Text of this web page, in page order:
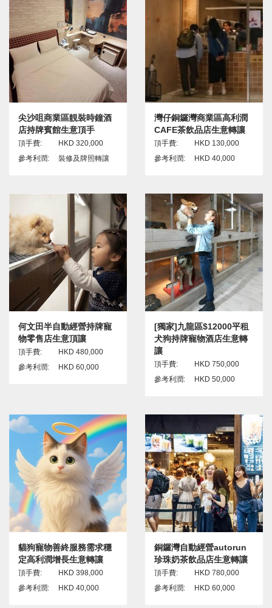
尖沙咀商業區靚裝時鐘酒
店持牌賓館生意頂手
頂手費:
HKD 320,000
參考利潤:
裝修及牌照轉讓
灣仔銅鑼灣商業區高利潤
CAFE茶飲品店生意轉讓
頂手費:
HKD 130,000
參考利潤:
HKD 40,000
何文田半自動經營持牌寵
物零售店生意頂讓
頂手費:
HKD 480,000
參考利潤:
HKD 60,000
[獨家]九龍區$12000平租
犬狗持牌寵物酒店生意轉
讓
頂手費:
HKD 750,000
參考利潤:
HKD 50,000
貓狗寵物善終服務需求穩
定高利潤增長生意轉讓
頂手費:
HKD 398,000
參考利潤:
HKD 40,000
銅鑼灣自動經營autorun
珍珠奶茶飲品店生意轉讓
頂手費:
HKD 780,000
參考利潤:
HKD 60,000